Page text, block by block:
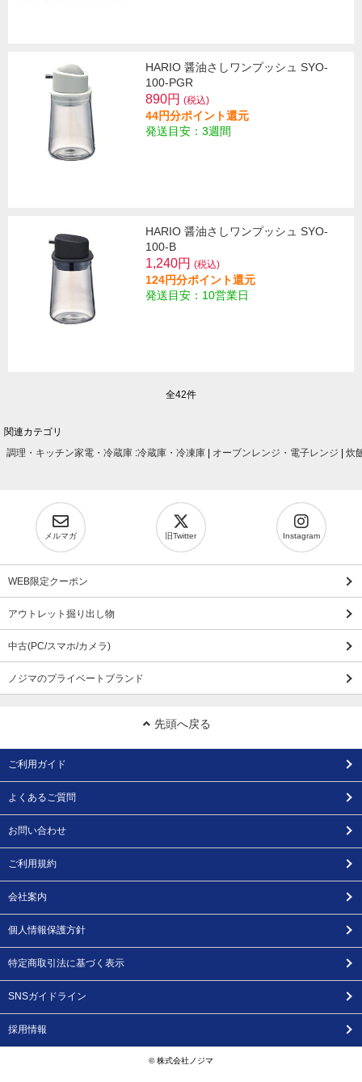
HARIO 醤油さしワンプッシュ SYO-
100-PGR
890円 (税込)
44円分ポイント還元
発送目安：3週間
HARIO 醤油さしワンプッシュ SYO-
100-B
1,240円 (税込)
124円分ポイント還元
発送目安：10営業日
全42件
関連カテゴリ
調理・キッチン家電・冷蔵庫 :冷蔵庫・冷凍庫 オーブンレンジ・電子レンジ 炊
メルマガ 旧Twitter Instagram
WEB限定クーポン
アウトレット掘り出し物
中古(PC/スマホ/カメラ)
ノジマのプライベートブランド
先頭へ戻る
ご利用ガイド
よくあるご質問
お問い合わせ
ご利用規約
会社案内
個人情報保護方針
特定商取引法に基づく表示
SNSガイドライン
採用情報
© 株式会社ノジマ